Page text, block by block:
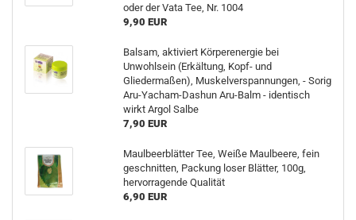
oder der Vata Tee, Nr. 1004
9,90 EUR
Balsam, aktiviert Körperenergie bei
Unwohlsein (Erkältung, Kopf- und
Gliedermaßen), Muskelverspannungen, - Sorig
Aru-Yacham-Dashun Aru-Balm - identisch
wirkt Argol Salbe
7,90 EUR
Maulbeerblätter Tee, Weiße Maulbeere, fein
geschnitten, Packung loser Blätter, 100g,
hervorragende Qualität
6,90 EUR